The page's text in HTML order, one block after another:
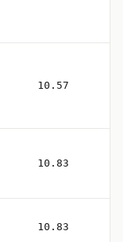
10.57
10.83
10.83